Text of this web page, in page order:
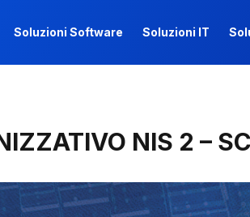
Soluzioni Software Soluzioni IT
NIS 2 –
Soluzioni Software Soluzioni IT